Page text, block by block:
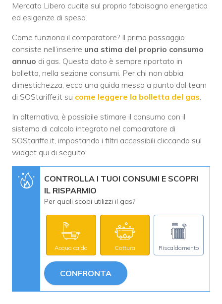
Mercato Libero cucite sul proprio fabbisogno energetico
ed esigenze di spesa.
Come funziona il comparatore? Il primo passaggio
consiste nell’inserire una stima del proprio consumo
annuo di gas. Questo dato è sempre riportato in
bolletta, nella sezione consumi. Per chi non abbia
dimestichezza, ecco una guida messa a punto dal team
di SOStariffe.it su come leggere la bolletta del gas.
In alternativa, è possibile stimare il consumo con il
sistema di calcolo integrato nel comparatore di
SOStariffe.it, impostando i filtri accessibili cliccando sul
widget qui di seguito:
CONTROLLA I TUOI CONSUMI E SCOPRI
IL RISPARMIO
Per quali scopi utilizzi il gas?
Acqua calda Cottura Riscaldamento
CONFRONTA